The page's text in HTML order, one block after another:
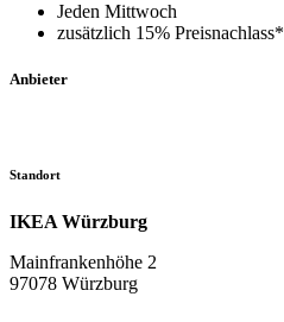
Jeden Mittwoch
zusätzlich 15% Preisnachlass*
Anbieter
Standort
IKEA Würzburg
Mainfrankenhöhe 2
97078 Würzburg